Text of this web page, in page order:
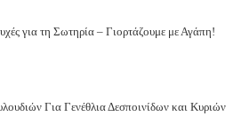
για τη Σωτηρία – Γιορτάζουμε με Αγάπη!
Για Γενέθλια Δεσποινίδων και Κυριών